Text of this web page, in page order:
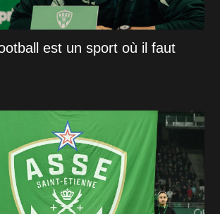
est un sport où il faut